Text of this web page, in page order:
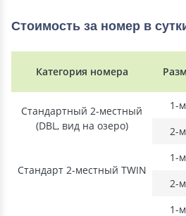
Стоимость за номер в
Категория номера
Стандартный 2-местный
(DBL, вид на озеро)
1-
2-
Стандарт 2-местный TWIN
1-
2-
1-